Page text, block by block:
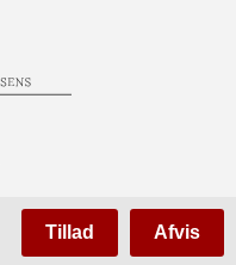
Tillad Afvis